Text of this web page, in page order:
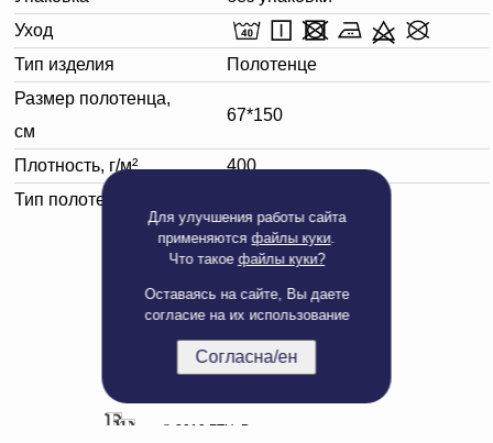
Для улучшения работы сайта
применяютсяфайлы куки.
Что такое файлы куки?
Оставаясь на сайте, Вы даете
согласие на их использование
Согласна/ен
Уход
Тип изделия
Полотенце
Размер полотенца,
см
67*150
Плотность, г/м²
400
Тип полотенца
Полная версия сайта
© 2019 БТЦ. Все права защищены